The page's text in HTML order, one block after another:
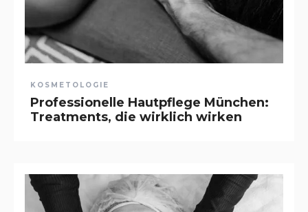
KOSMETOLOGIE
Professionelle Hautpflege München:
Treatments, die wirklich wirken